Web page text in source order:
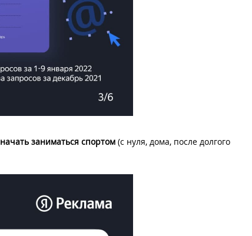
начать заниматься спортом (с нуля, дома, после долгого